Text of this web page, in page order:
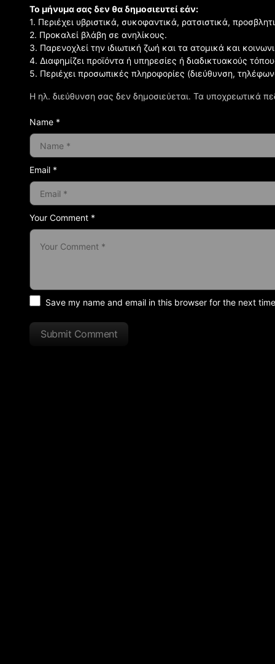
Η ηλ. διεύθυνση σας δεν δημοσιεύεται. Τα υποχρεωτικά
Your Comment *
Το μήνυμα σας δεν θα δημοσιευτεί εάν:
1. Περιέχει υβριστικά, συκοφαντικά, ρατσιστικά,
2. Προκαλεί βλάβη σε ανηλίκους.
3. Παρενοχλεί την ιδιωτική ζωή και τα ατομικά και
4. Διαφημίζει προϊόντα ή υπηρεσίες ή διαδικτυακούς
5. Περιέχει προσωπικές πληροφορίες (διεύθυνση,
Name *
Email *
Save my name and email in this browser for the next
Submit Comment